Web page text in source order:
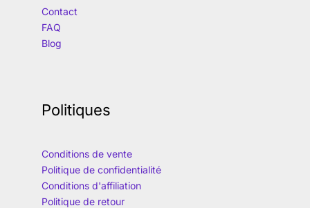
Contact
FAQ
Blog
Politiques
Conditions de vente
Politique de confidentialité
Conditions d'affiliation
Politique de retour